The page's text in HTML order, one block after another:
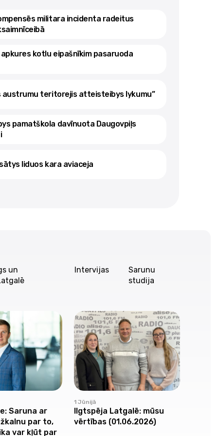
militara incidenta radeitus
kotlu eipašnīkim pasaruoda
austrumu teritorejis atteisteibys lykumu”
pamatškola davīnuota Daugovpiļs
liduos kara aviaceja
un
Intervijas
Sarunu
studija
Saruna ar
par to,
var kļūt par
1 Jūnijā
Ilgtspēja Latgalē: mūsu
vērtības (01.06.2026)